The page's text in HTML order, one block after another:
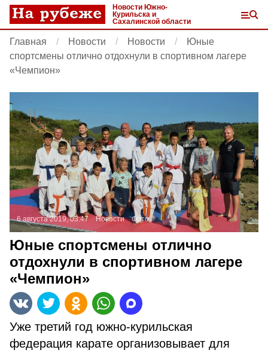
Новости Южно-
Курильска и
Сахалинской области
Главная Новости Новости
Юные
спортсмены отлично отдохнули в спортивном лагере
«Чемпион»
6 августа 2019, 03:47 Новости Фото:
Юные спортсмены отлично
отдохнули в спортивном лагере
«Чемпион»
Уже третий год южно-курильская
федерация карате организовывает для